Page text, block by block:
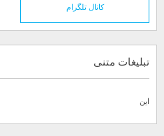
کانال تلگرام
تبلیغات متنی
این